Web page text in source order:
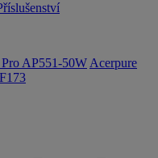
AP551-50W Acerpure